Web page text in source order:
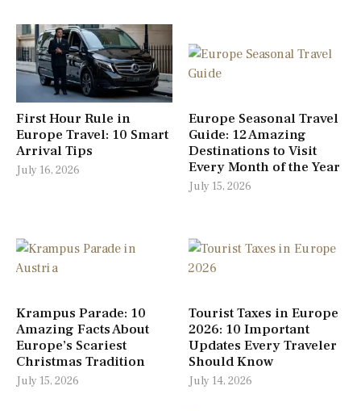
First Hour Rule in
Europe Travel: 10 Smart
Arrival Tips
July 16, 2026
Europe Seasonal Travel
Guide: 12 Amazing
Destinations to Visit
Every Month of the Year
July 15, 2026
Krampus Parade: 10
Amazing Facts About
Europe’s Scariest
Christmas Tradition
July 15, 2026
Tourist Taxes in Europe
2026: 10 Important
Updates Every Traveler
Should Know
July 14, 2026